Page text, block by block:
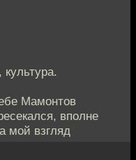
Мамонтов
вполне
мой взгляд